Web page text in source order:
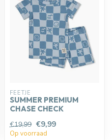
FEETJE
SUMMER PREMIUM
CHASE CHECK
€19,99 €9,99
Op voorraad